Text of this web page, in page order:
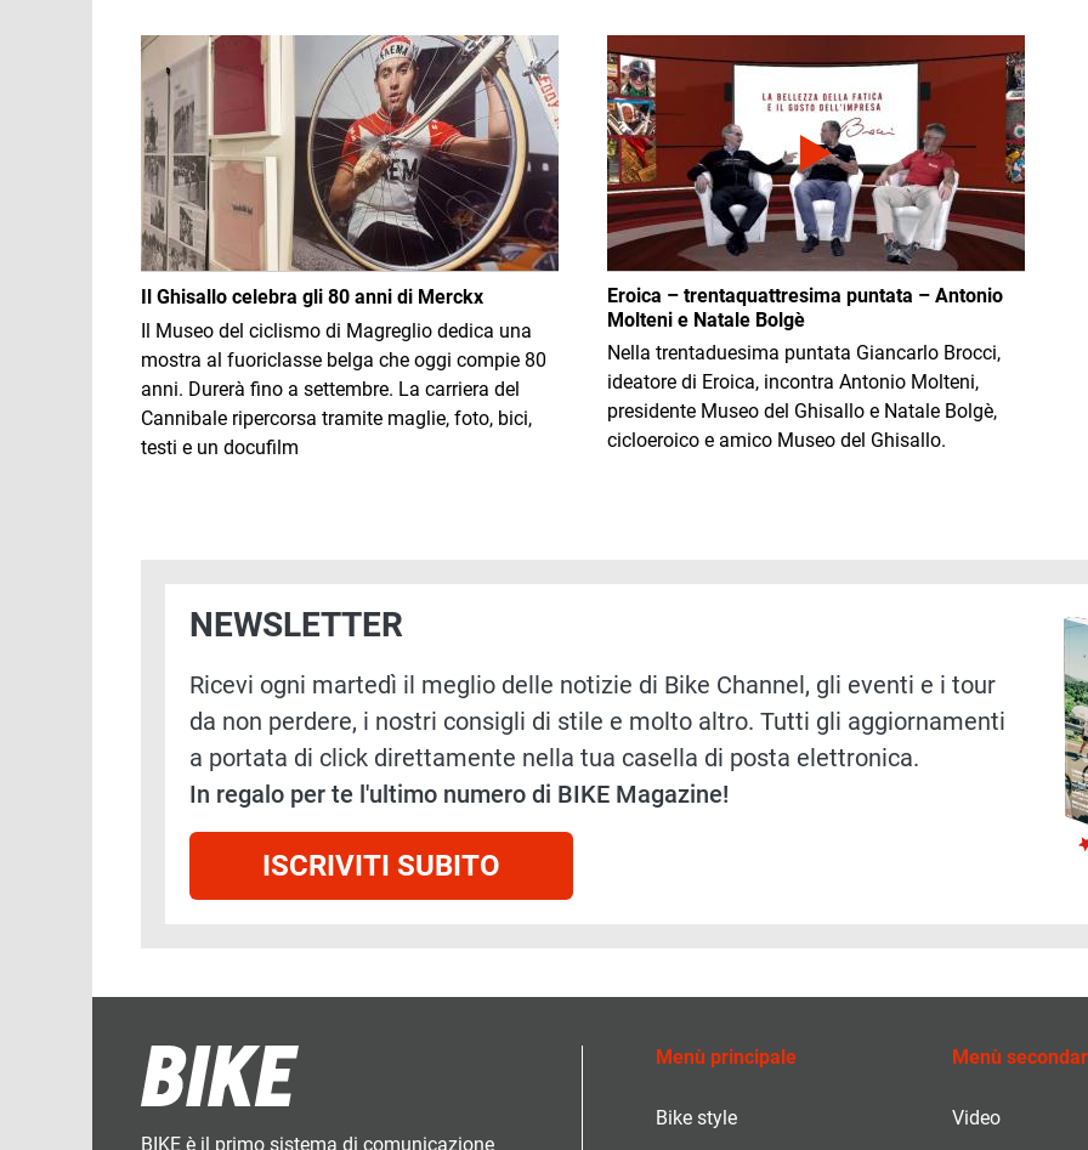
Immagine
Il Ghisallo celebra gli 80 anni di Merckx
Il Museo del ciclismo di Magreglio dedica una
mostra al fuoriclasse belga che oggi compie 80
anni. Durerà fino a settembre. La carriera del
Cannibale ripercorsa tramite maglie, foto, bici,
testi e un docufilm
Immagine
Eroica – trentaquattresima puntata – Antonio
Molteni e Natale Bolgè
Nella trentaduesima puntata Giancarlo Brocci,
ideatore di Eroica, incontra Antonio Molteni,
presidente Museo del Ghisallo e Natale Bolgè,
cicloeroico e amico Museo del Ghisallo.
NEWSLETTER
Ricevi ogni martedì il meglio delle notizie di Bike Channel, gli eventi e i tour
da non perdere, i nostri consigli di stile e molto altro. Tutti gli aggiornamenti
a portata di click direttamente nella tua casella di posta elettronica.
In regalo per te l'ultimo numero di BIKE Magazine!
ISCRIVITI SUBITO
BIKE è il primo sistema di comunicazione
Menù principale
Bike style
Menù
Video